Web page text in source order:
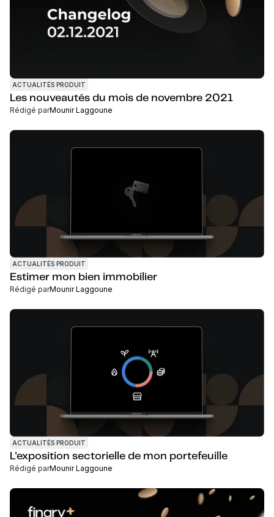
ACTUALITÉS PRODUIT
Les nouveautés du mois de novembre 2021
Rédigé parMounir Laggoune
ACTUALITÉS PRODUIT
Estimer mon bien immobilier
Rédigé parMounir Laggoune
ACTUALITÉS PRODUIT
L'exposition sectorielle de mon portefeuille
Rédigé parMounir Laggoune